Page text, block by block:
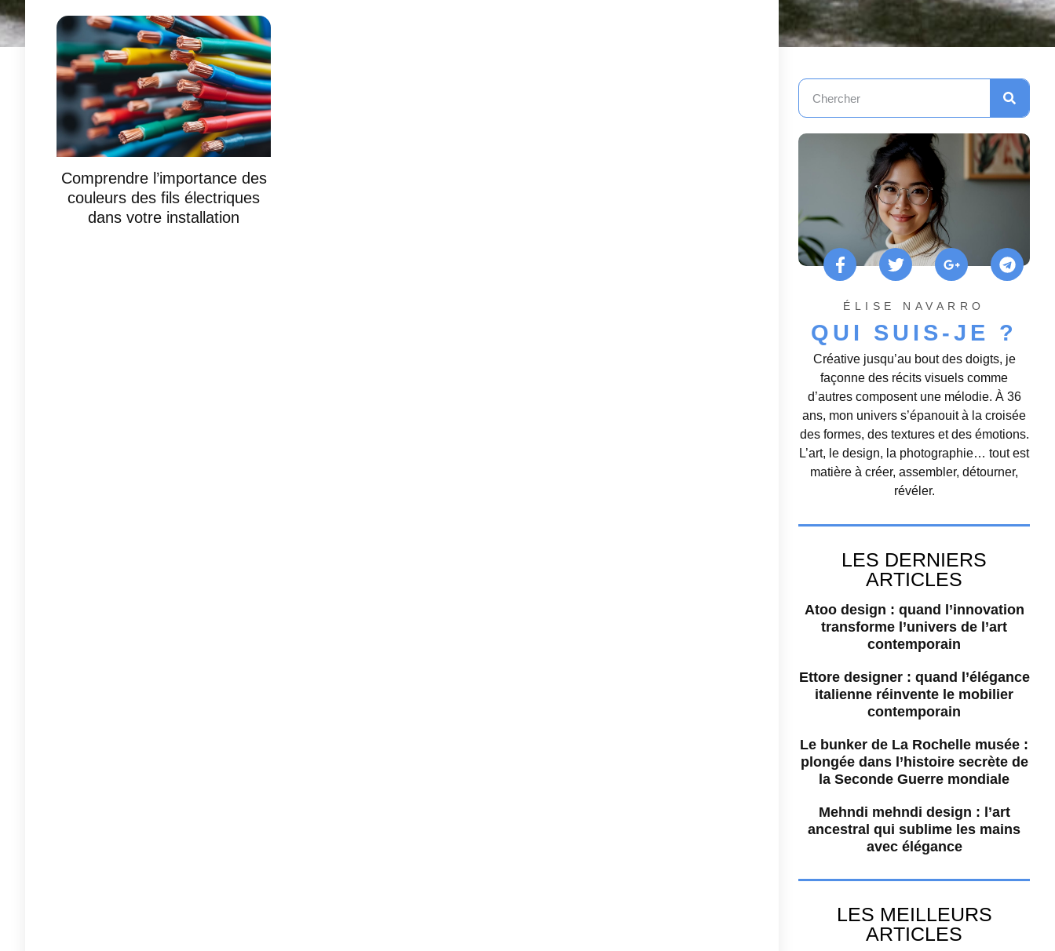
Comprendre l’importance des
couleurs des fils électriques
dans votre installation
ÉLISE NAVARRO
QUI SUIS-JE ?
Créative jusqu’au bout des doigts, je
façonne des récits visuels comme
d’autres composent une mélodie. À 36
ans, mon univers s’épanouit à la croisée
des formes, des textures et des émotions.
L’art, le design, la photographie… tout est
matière à créer, assembler, détourner,
révéler.
LES DERNIERS
ARTICLES
Atoo design : quand l’innovation
transforme l’univers de l’art
contemporain
Ettore designer : quand l’élégance
italienne réinvente le mobilier
contemporain
Le bunker de La Rochelle musée :
plongée dans l’histoire secrète de
la Seconde Guerre mondiale
Mehndi mehndi design : l’art
ancestral qui sublime les mains
avec élégance
LES MEILLEURS
ARTICLES